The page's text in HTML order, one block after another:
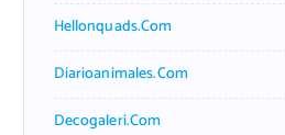
Hellonquads.com
Diarioanimales.com
Decogaleri.com